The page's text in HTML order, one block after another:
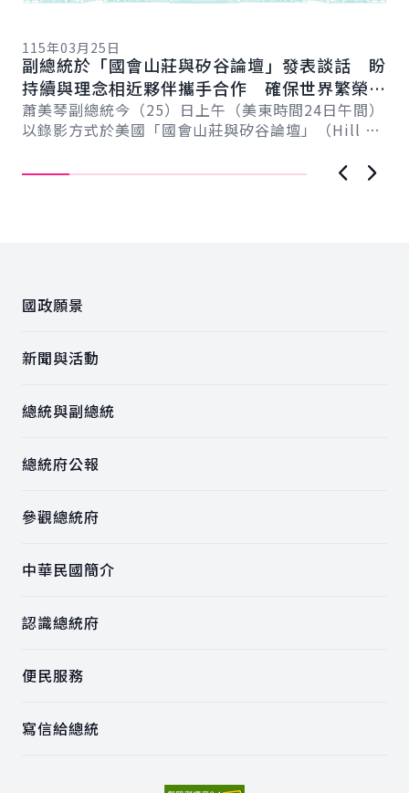
115年03月25日
副總統於「國會山莊與矽谷論壇」發表談話 盼
持續與理念相近夥伴攜手合作 確保世界繁榮與
自由
蕭美琴副總統今（25）日上午（美東時間24日午間）
以錄影方式於美國「國會山莊與矽谷論壇」（Hill &
國政願景
新聞與活動
總統與副總統
總統府公報
參觀總統府
中華民國簡介
認識總統府
便民服務
寫信給總統